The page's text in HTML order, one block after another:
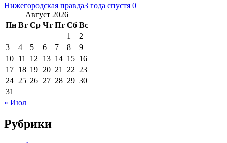
Нижегородская правда3 года спустя 0
Август 2026
Пн Вт Ср Чт Пт Сб Вс
1
2
3
4 5 6 7 8
9
10 11 12 13 14 15 16
17 18 19 20 21 22 23
24 25 26 27 28 29 30
31
« Июл
Рубрики